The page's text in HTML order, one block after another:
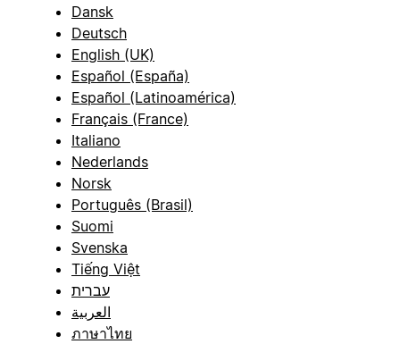
Dansk
Deutsch
English (UK)
Español (España)
Español (Latinoamérica)
Français (France)
Italiano
Nederlands
Norsk
Português (Brasil)
Suomi
Svenska
Tiếng Việt
עברית
العربية
ภาษาไทย